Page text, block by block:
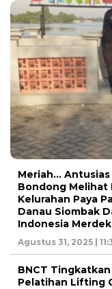
Meriah…
Bondong Melihat
Kelurahan Paya
Danau Siombak
Indonesia
Agustus 31, 2025 |
BNCT
Pelatihan Lifting